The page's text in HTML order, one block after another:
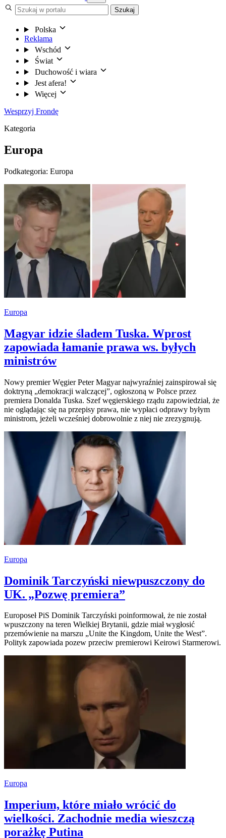
Szukaj
Polska
Reklama
Wschód
Świat
Duchowość i wiara
Jest afera!
Więcej
Wesprzyj Frondę
Kategoria
Europa
Podkategoria: Europa
Europa
Magyar idzie śladem Tuska. Wprost
zapowiada łamanie prawa ws. byłych
ministrów
Nowy premier Węgier Peter Magyar najwyraźniej zainspirował się
doktryną „demokracji walczącej”, ogłoszoną w Polsce przez
premiera Donalda Tuska. Szef węgierskiego rządu zapowiedział, że
nie oglądając się na przepisy prawa, nie wypłaci odprawy byłym
ministrom, jeżeli wcześniej dobrowolnie z niej nie zrezygnują.
Europa
Dominik Tarczyński niewpuszczony do
UK. „Pozwę premiera”
Europoseł PiS Dominik Tarczyński poinformował, że nie został
wpuszczony na teren Wielkiej Brytanii, gdzie miał wygłosić
przemówienie na marszu „Unite the Kingdom, Unite the West”.
Polityk zapowiada pozew przeciw premierowi Keirowi Starmerowi.
Europa
Imperium, które miało wrócić do
wielkości. Zachodnie media wieszczą
porażkę Putina